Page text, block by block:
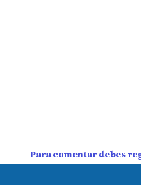
Para comentar debes